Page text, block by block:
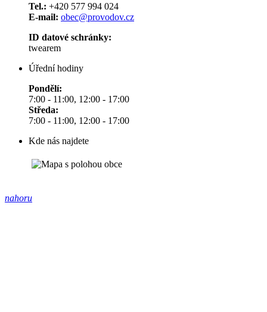
Tel.: +420 577 994 024
E-mail: obec@provodov.cz
ID datové schránky:
twearem
Úřední hodiny
Pondělí:
7:00 - 11:00, 12:00 - 17:00
Středa:
7:00 - 11:00, 12:00 - 17:00
Kde nás najdete
nahoru